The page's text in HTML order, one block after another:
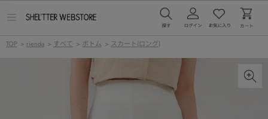
ー
TOP > rienda > すべて > ボトム > スカート(ロング)